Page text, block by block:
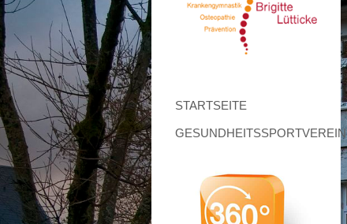
STARTSEITE
GESUNDHEITSSPORTVEREIN